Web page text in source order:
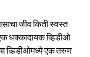
जीव किती स्वस्त
धक्कादायक व्हिडीओ
व्हिडीओमध्ये एक तरुण